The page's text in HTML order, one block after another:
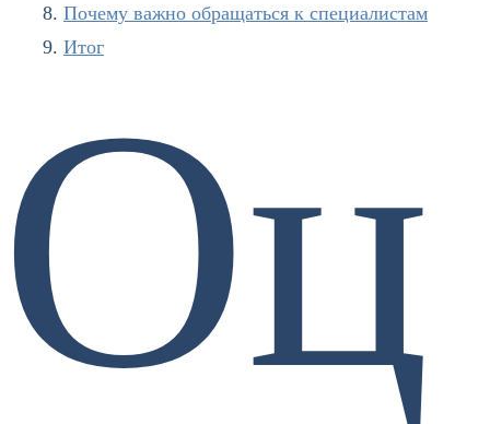
Почему важно обращаться к специалистам
Итог
Оц